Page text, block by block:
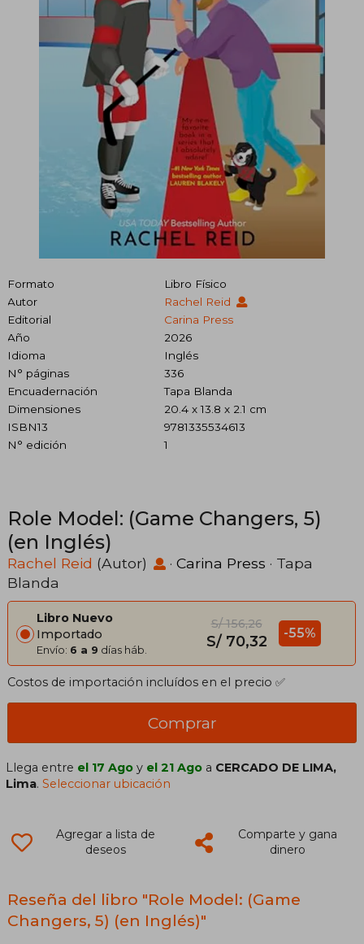
Formato
Libro Físico
Autor
Rachel Reid
Editorial
Carina Press
Año
2026
Idioma
Inglés
N° páginas
336
Encuadernación
Tapa Blanda
Dimensiones
20.4 x 13.8 x 2.1 cm
ISBN13
9781335534613
N° edición
1
Role Model: (Game Changers, 5)
(en Inglés)
Rachel Reid (Autor) · Carina Press · Tapa
Blanda
Libro Nuevo
Importado
Envío: 6 a 9 días háb.
S/ 156,26
S/ 70,32 -55%
Costos de importación incluídos en el precio ✅
Comprar
Llega entre el 17 Ago y el 21 Ago a CERCADO DE LIMA,
Lima.Seleccionar ubicación
Agregar a lista de
deseos
Comparte y gana
dinero
Reseña del libro "Role Model: (Game
Changers, 5) (en Inglés)"